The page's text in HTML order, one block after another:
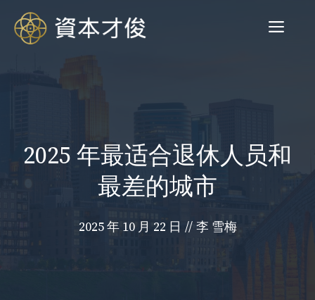
菜
2025 年最适合退休人员和
最差的城市
2025 年 10 月 22 日 // 李 雪梅